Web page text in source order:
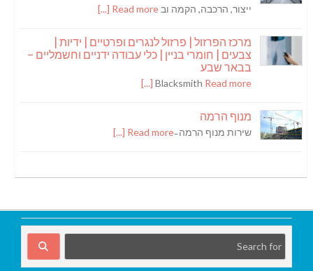
ייצור, הרכבה, הקמה וב Read more [...]
מרכז הפרזול | פרזול לנגרים ופרטיים | ידיות |
צבעים | חומרי בניין | כלי עבודה ידניים וחשמליים –
בבאר שבע
Blacksmith Read more [...]
מנוף הרמה
שירות מנוף הרמה ̵Read more [...]